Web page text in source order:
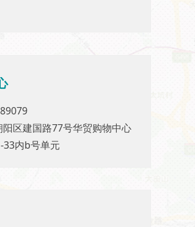
区建国路77号华贸购物中心
33内b号单元
区建国路77号华贸购物中心
33内b号单元